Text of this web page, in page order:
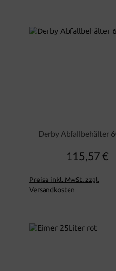
Derby Abfallbehälter
Regulärer
115,57 €
Preise inkl. MwSt. zzgl.
Versandkosten